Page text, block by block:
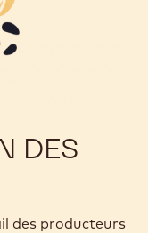
DES
des producteurs